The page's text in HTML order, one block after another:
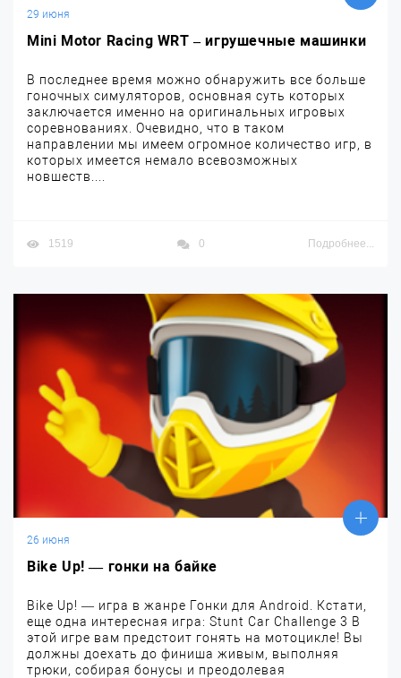
29 июня
Mini Motor Racing WRT – игрушечные машинки
В последнее время можно обнаружить все больше
гоночных симуляторов, основная суть которых
заключается именно на оригинальных игровых
соревнованиях. Очевидно, что в таком
направлении мы имеем огромное количество игр, в
которых имеется немало всевозможных
новшеств....
1519 0 Подробнее...
26 июня
Bike Up! — гонки на байке
Bike Up! — игра в жанре Гонки для Android. Кстати,
еще одна интересная игра: Stunt Car Challenge 3 В
этой игре вам предстоит гонять на мотоцикле! Вы
должны доехать до финиша живым, выполняя
трюки, собирая бонусы и преодолевая